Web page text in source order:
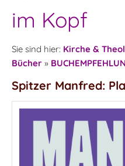
im Kopf
Sie sind hier: Kirche &
Bücher »
Spitzer Manfred: